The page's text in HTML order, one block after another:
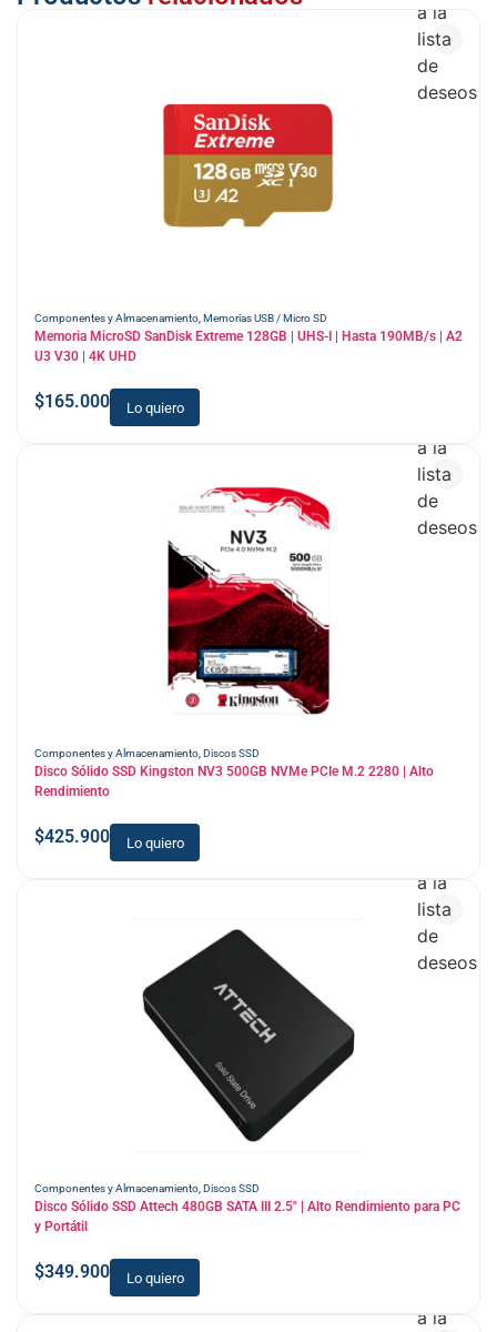
Componentes y Almacenamiento, Memorias USB / Micro SD
Memoria MicroSD SanDisk Extreme 128GB | UHS-I | Hasta 190MB/s | A2
U3 V30 | 4K UHD
$165.000 Lo quiero
a la
lista
de
deseos
Componentes y Almacenamiento, Discos SSD
Disco Sólido SSD Kingston NV3 500GB NVMe PCIe M.2 2280 | Alto
Rendimiento
$425.900 Lo quiero
a la
lista
de
deseos
Componentes y Almacenamiento, Discos SSD
Disco Sólido SSD Attech 480GB SATA III 2.5″ | Alto Rendimiento para PC
y Portátil
$349.900 Lo quiero
a la
lista
de
deseos
a la